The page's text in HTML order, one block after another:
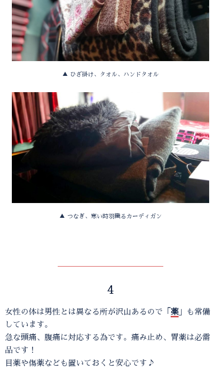
▲ ひざ掛け、タオル、ハンドタオル
▲ つなぎ、寒い時羽織るカーディガン
4
女性の体は男性とは異なる所が沢山あるので「 薬 」も常備
しています。
急な頭痛、腹痛に対応する為です。痛み止め、胃薬は必需
品です！
目薬や傷薬なども置いておくと安心です♪